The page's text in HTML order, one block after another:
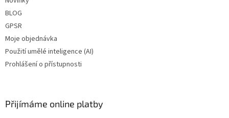
BLOG
GPSR
Moje objednávka
Použití umělé inteligence (AI)
Prohlášení o přístupnosti
Přijímáme online platby